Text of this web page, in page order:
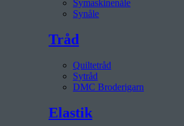
Symaskinenåle
Synåle
Tråd
Quiltetråd
Sytråd
DMC Broderigarn
Elastik